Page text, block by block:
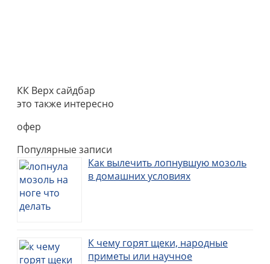
КК Верх сайдбар
это также интересно
офер
Популярные записи
Как вылечить лопнувшую мозоль
в домашних условиях
К чему горят щеки, народные
приметы или научное